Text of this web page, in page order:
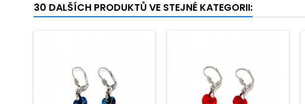
30 DALŠÍCH PRODUKTŮ VE STEJNÉ KATEGORII: